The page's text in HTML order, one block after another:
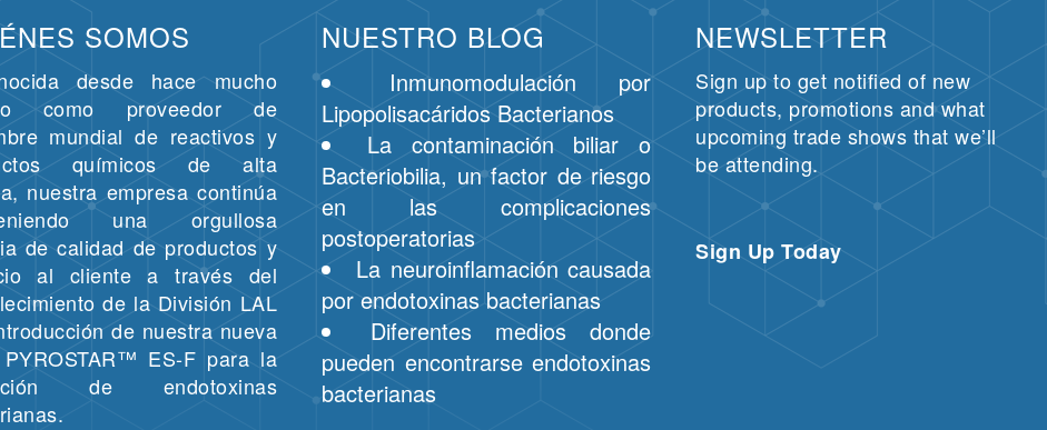
SOMOS
desde hace mucho
como proveedor de
mundial de reactivos y
químicos de alta
nuestra empresa continúa
una orgullosa
de calidad de productos y
al cliente a través del
de la División LAL
de nuestra nueva
ES-F para la
de endotoxinas
NUESTRO BLOG
Inmunomodulación por
Lipopolisacáridos Bacterianos
La contaminación biliar o
Bacteriobilia, un factor de riesgo
en las complicaciones
postoperatorias
La neuroinflamación causada
por endotoxinas bacterianas
Diferentes medios donde
pueden encontrarse endotoxinas
bacterianas
NEWSLETTER
Sign up to get notified of new
products, promotions and what
upcoming trade shows that we’ll
be attending.
Sign Up Today